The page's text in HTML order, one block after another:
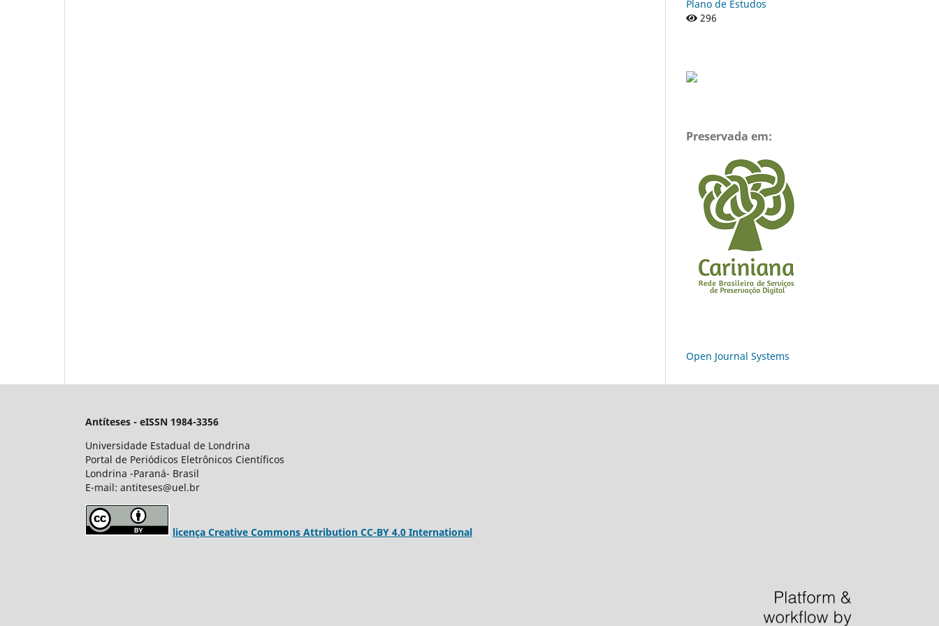
Plano de Estudos
296
Preservada em:
Open Journal Systems
Antíteses - eISSN 1984-3356
Universidade Estadual de Londrina
Portal de Periódicos Eletrônicos Científicos
Londrina -Paraná- Brasil
E-mail: antiteses@uel.br
licença Creative Commons Attribution CC-BY 4.0 International